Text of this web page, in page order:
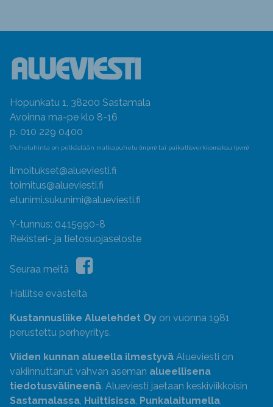
Hopunkatu 1, 38200 Sastamala
Avoinna ma-pe klo 8-16
p. 010 229 0400
(Puheluhinta on pelkästään matkapuhelu (mpm) tai paikallisverkkomaksu (pvm)
ilmoitukset@alueviesti.fi
toimitus@alueviesti.fi
etunimi.sukunimi@alueviesti.fi
Y-tunnus: 0415990-8
Rekisteri- ja tietosuojaseloste
Seuraa meitä
Hallitse evästeitä
Kustannusliike Aluelehdet Oy on vuonna 1981
perustettu perheyritys.
Viiden kunnan alueella ilmestyvä Alueviesti on
vakiinnuttanut vahvan aseman alueellisena
tiedotusvälineenä. Alueviesti jaetaan keskiviikkoisin
Sastamalassa, Huittisissa, Punkalaitumella,